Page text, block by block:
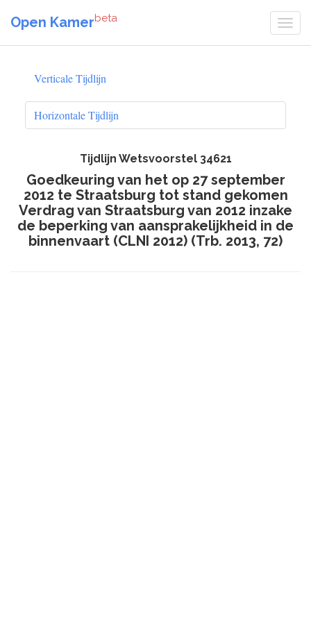
Open Kamerbeta
Verticale Tijdlijn
Horizontale Tijdlijn
Tijdlijn Wetsvoorstel 34621
Goedkeuring van het op 27 september
2012 te Straatsburg tot stand gekomen
Verdrag van Straatsburg van 2012 inzake
de beperking van aansprakelijkheid in de
binnenvaart (CLNI 2012) (Trb. 2013, 72)